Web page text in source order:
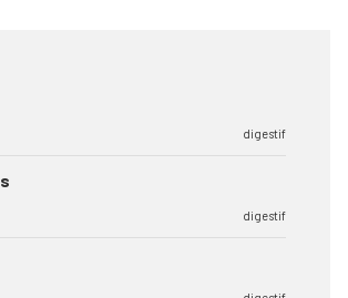
digestif
digestif